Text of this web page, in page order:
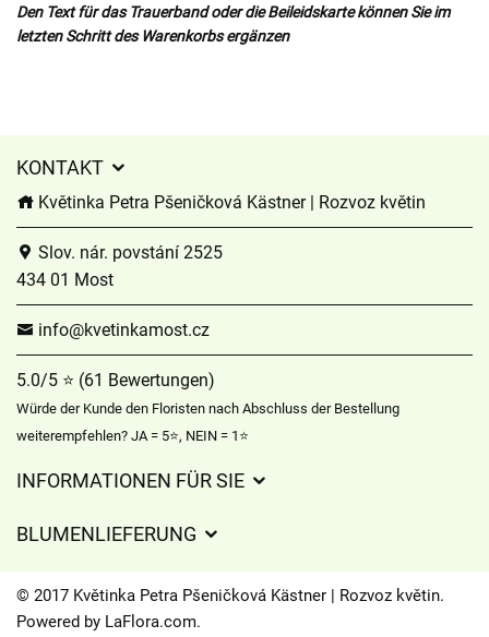
Den Text für das Trauerband oder die Beileidskarte können Sie im
letzten Schritt des Warenkorbs ergänzen
KONTAKT
Květinka Petra Pšeničková Kästner | Rozvoz květin
Slov. nár. povstání 2525
434 01 Most
info@kvetinkamost.cz
5.0/5 ⭐ (61 Bewertungen)
Würde der Kunde den Floristen nach Abschluss der Bestellung
weiterempfehlen? JA = 5⭐, NEIN = 1⭐
INFORMATIONEN FÜR SIE
Lieferzeiten für Blumen – Übersicht der Möglichkeiten
BLUMENLIEFERUNG
Wohin wir Blumen liefern
© 2017 Květinka Petra Pšeničková Kästner | Rozvoz květin.
Powered by LaFlora.com.